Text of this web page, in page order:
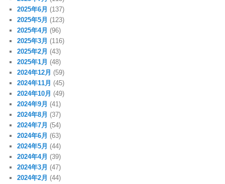
2025年6月 (137)
2025年5月 (123)
2025年4月 (96)
2025年3月 (116)
2025年2月 (43)
2025年1月 (48)
2024年12月 (59)
2024年11月 (45)
2024年10月 (49)
2024年9月 (41)
2024年8月 (37)
2024年7月 (54)
2024年6月 (63)
2024年5月 (44)
2024年4月 (39)
2024年3月 (47)
2024年2月 (44)